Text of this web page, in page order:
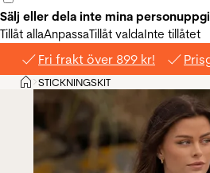
Sälj eller dela inte mina
Tillåt allaAnpassaTillåt valdaInte tillåtet
Fri frakt över 899 kr!
Hem
>STICKNINGSKIT